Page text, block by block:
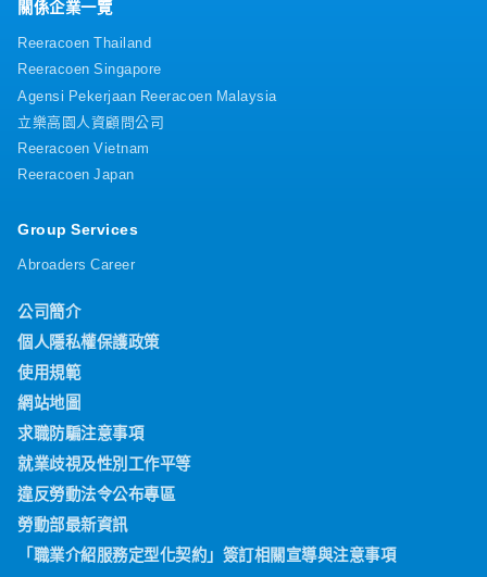
關係企業一覽
Reeracoen Thailand
Reeracoen Singapore
Agensi Pekerjaan Reeracoen Malaysia
立樂高園人資顧問公司
Reeracoen Vietnam
Reeracoen Japan
Group Services
Abroaders Career
公司簡介
個人隱私權保護政策
使用規範
網站地圖
求職防騙注意事項
就業歧視及性別工作平等
違反勞動法令公布專區
勞動部最新資訊
「職業介紹服務定型化契約」簽訂相關宣導與注意事項